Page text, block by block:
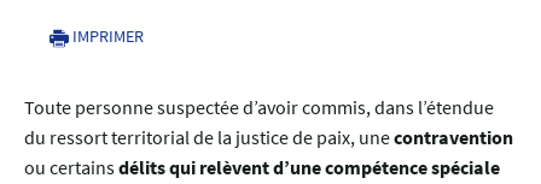
IMPRIMER
Toute personne suspectée d’avoir commis, dans l’étendue
du ressort territorial de la justice de paix, unecontravention
ou certainsdélits qui relèvent d’une compétence spéciale